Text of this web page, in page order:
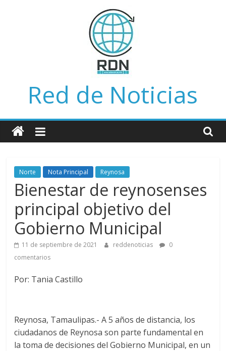
Red de Noticias
Norte Nota Principal Reynosa
Bienestar de reynosenses
principal objetivo del
Gobierno Municipal
11 de septiembre de 2021 reddenoticias
0
comentarios
Por: Tania Castillo
Reynosa, Tamaulipas.- A 5 años de distancia, los
ciudadanos de Reynosa son parte fundamental en
la toma de decisiones del Gobierno Municipal, en un